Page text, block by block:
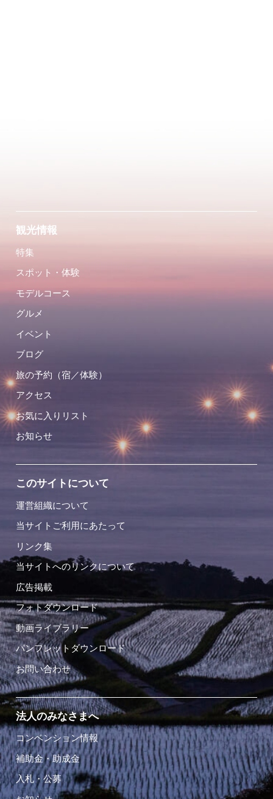
観光情報
特集
スポット・体験
モデルコース
グルメ
イベント
ブログ
旅の予約（宿／体験）
アクセス
お気に入りリスト
お知らせ
このサイトについて
運営組織について
当サイトご利用にあたって
リンク集
当サイトへのリンクについて
広告掲載
フォトダウンロード
動画ライブラリー
パンフレットダウンロード
お問い合わせ
法人のみなさまへ
コンベンション情報
補助金・助成金
入札・公募